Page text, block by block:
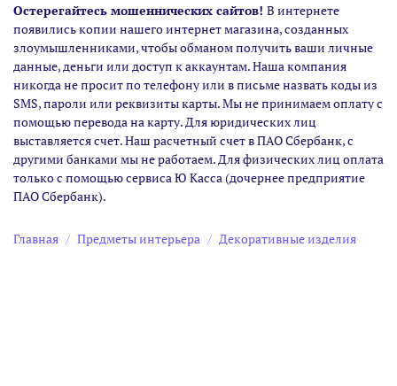
Остерегайтесь мошеннических сайтов! В интернете
появились копии нашего интернет магазина,созданных
злоумышленниками, чтобы обманом получить ваши личные
данные, деньги или доступ к аккаунтам. Наша компания
никогда не просит по телефону или в письме назвать коды из
SMS, пароли или реквизиты карты. Мы не принимаем оплату с
помощью перевода на карту. Для юридических лиц
выставляется счет. Наш расчетный счет в ПАО Сбербанк, с
другими банками мы не работаем. Для физических лиц оплата
только с помощью сервиса Ю Касса (дочернее предприятие
ПАО Сбербанк).
Главная Предметы интерьера Декоративные изделия